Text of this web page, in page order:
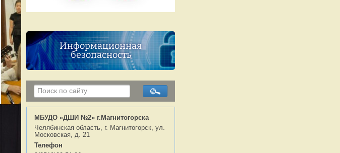
Информационная
безопасность
МБУДО «ДШИ №2» г.Магнитогорска
Челябинская область, г. Магнитогорск, ул.
Московская, д. 21
Телефон